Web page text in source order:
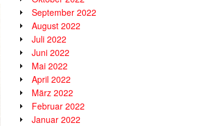
September 2022
August 2022
Juli 2022
Juni 2022
Mai 2022
April 2022
März 2022
Februar 2022
Januar 2022